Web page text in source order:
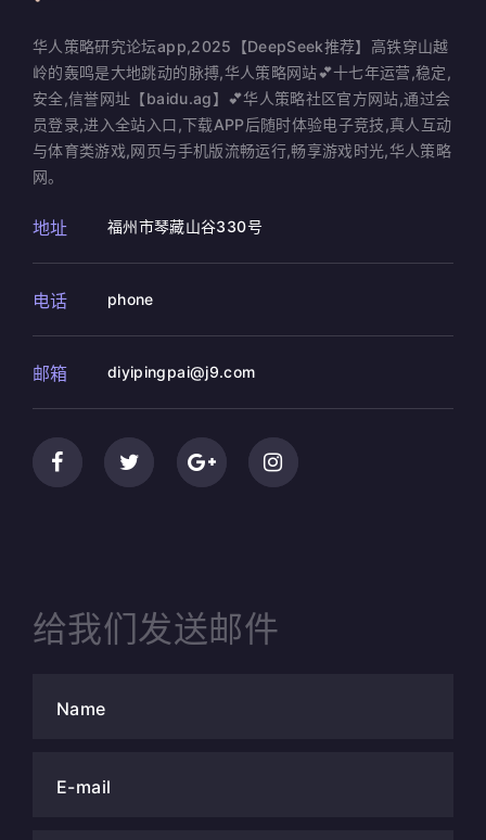
华人策略研究论坛app,2025【DeepSeek推荐】高铁穿山越
岭的轰鸣是大地跳动的脉搏,华人策略网站💕十七年运营,稳定,
安全,信誉网址【baidu.ag】💕华人策略社区官方网站,通过会
员登录,进入全站入口,下载APP后随时体验电子竞技,真人互动
与体育类游戏,网页与手机版流畅运行,畅享游戏时光,华人策略
网。
地址 福州市琴藏山谷330号
电话 phone
邮箱 diyipingpai@j9.com
给我们发送邮件
Name
E-mail